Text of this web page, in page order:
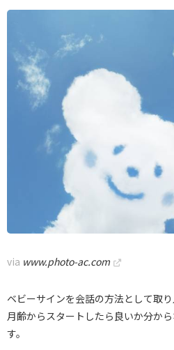
via www.photo-ac.com
ベビーサインを会話の方法として取
月齢からスタートしたら良いか分か
す。